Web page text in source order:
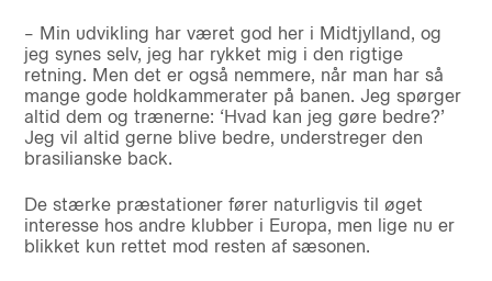
– Min udvikling har været god her i Midtjylland, og
jeg synes selv, jeg har rykket mig i den rigtige
retning. Men det er også nemmere, når man har så
mange gode holdkammerater på banen. Jeg spørger
altid dem og trænerne: ‘Hvad kan jeg gøre bedre?’
Jeg vil altid gerne blive bedre, understreger den
brasilianske back.
De stærke præstationer fører naturligvis til øget
interesse hos andre klubber i Europa, men lige nu er
blikket kun rettet mod resten af sæsonen.